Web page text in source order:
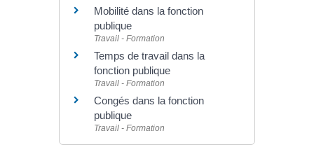
Mobilité dans la fonction
publique
Travail - Formation
Temps de travail dans la
fonction publique
Travail - Formation
Congés dans la fonction
publique
Travail - Formation